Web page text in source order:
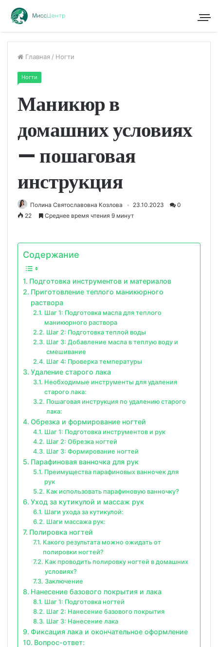
Главная / Ногти
Ногти
Маникюр в
домашних условиях
— пошаговая
инструкция
Полина Святославовна Козлова 23.10.2023
0
22
Среднее время чтения 9 минут
Содержание
Подготовка инструментов и материалов
Приготовление теплого маникюрного
раствора
Шаг 1: Подготовка масла для теплого
маникюрного раствора
Шаг 2: Подготовка теплой воды
Шаг 3: Добавление масла в теплую воду и
смешивание
Шаг 4: Проверка температуры
Удаление старого лака
Необходимые инструменты для удаления
старого лака:
Пошаговая инструкция по удалению старого
лака:
Обрезка и формирование ногтей
Шаг 1: Подготовка инструментов и рук
Шаг 2: Обрезка ногтей
Шаг 3: Формирование ногтей
Парафиновая ванночка для рук
Преимущества парафиновых ванночек для
рук
Как использовать парафиновую ванночку?
Уход за кутикулой и массаж рук
Шаги ухода за кутикулой:
Шаги массажа рук:
Полировка ногтей
Какого результата можно ожидать от
полировки ногтей?
Как проводить полировку ногтей в домашних
условиях?
Заключение
Нанесение базового покрытия и лака
Шаг 1: Подготовка ногтей
Шаг 2: Нанесение базового покрытия
Шаг 3: Нанесение лака
Фиксация лака и окончательное оформление
Вопрос-ответ: